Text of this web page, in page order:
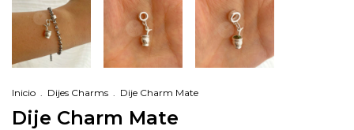
Inicio . Dijes Charms . Dije Charm Mate
Dije Charm Mate